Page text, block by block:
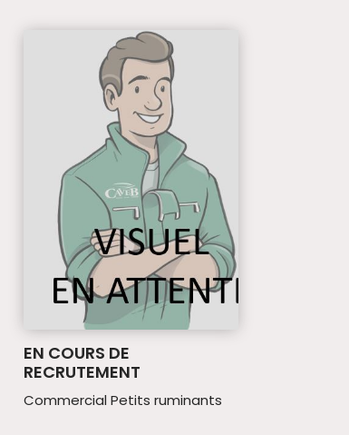
EN COURS DE
RECRUTEMENT
Commercial Petits ruminants